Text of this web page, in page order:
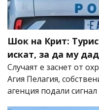
Шок на Крит:
искат, за да му
Случаят е заснет от
Агия Пелагия,
агенция подали